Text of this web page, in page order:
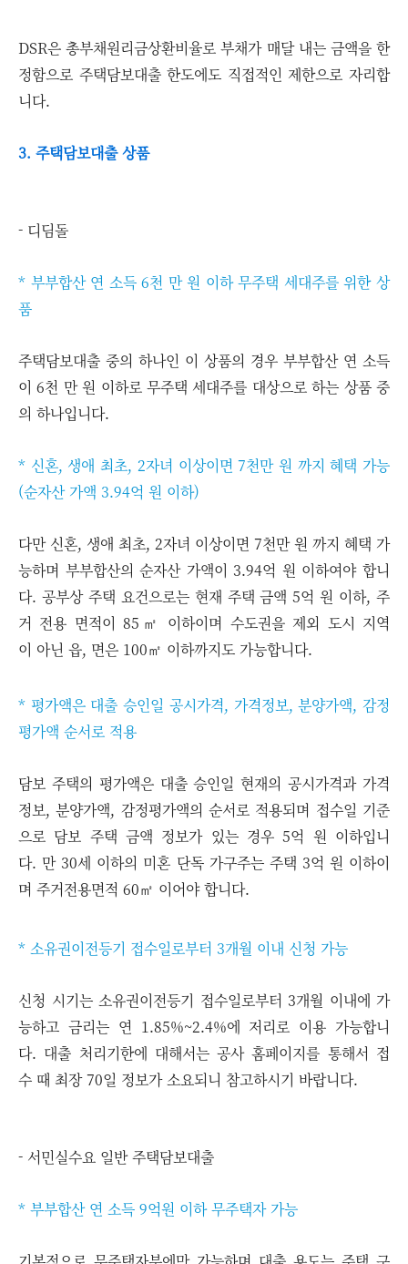
DSR은 총부채원리금상환비율로 부채가 매달 내는 금액을 한
정함으로 주택담보대출 한도에도 직접적인 제한으로 자리합
니다.
3. 주택담보대출 상품
- 디딤돌
* 부부합산 연 소득 6천 만 원 이하 무주택 세대주를 위한 상
품
주택담보대출 중의 하나인 이 상품의 경우 부부합산 연 소득
이 6천 만 원 이하로 무주택 세대주를 대상으로 하는 상품 중
의 하나입니다.
* 신혼, 생애 최초, 2자녀 이상이면 7천만 원 까지 혜택 가능
(순자산 가액 3.94억 원 이하)
다만 신혼, 생애 최초, 2자녀 이상이면 7천만 원 까지 혜택 가
능하며 부부합산의 순자산 가액이 3.94억 원 이하여야 합니
다. 공부상 주택 요건으로는 현재 주택 금액 5억 원 이하, 주
거 전용 면적이 85㎡ 이하이며 수도권을 제외 도시 지역
이 아닌 읍, 면은 100㎡ 이하까지도 가능합니다.
* 평가액은 대출 승인일 공시가격, 가격정보, 분양가액, 감정
평가액 순서로 적용
담보 주택의 평가액은 대출 승인일 현재의 공시가격과 가격
정보, 분양가액, 감정평가액의 순서로 적용되며 접수일 기준
으로 담보 주택 금액 정보가 있는 경우 5억 원 이하입니
다. 만 30세 이하의 미혼 단독 가구주는 주택 3억 원 이하이
며 주거전용면적 60㎡ 이어야 합니다.
* 소유권이전등기 접수일로부터 3개월 이내 신청 가능
신청 시기는 소유권이전등기 접수일로부터 3개월 이내에 가
능하고 금리는 연 1.85%~2.4%에 저리로 이용 가능합니
다. 대출 처리기한에 대해서는 공사 홈페이지를 통해서 접
수 때 최장 70일 정보가 소요되니 참고하시기 바랍니다.
- 서민실수요 일반 주택담보대출
* 부부합산 연 소득 9억원 이하 무주택자 가능